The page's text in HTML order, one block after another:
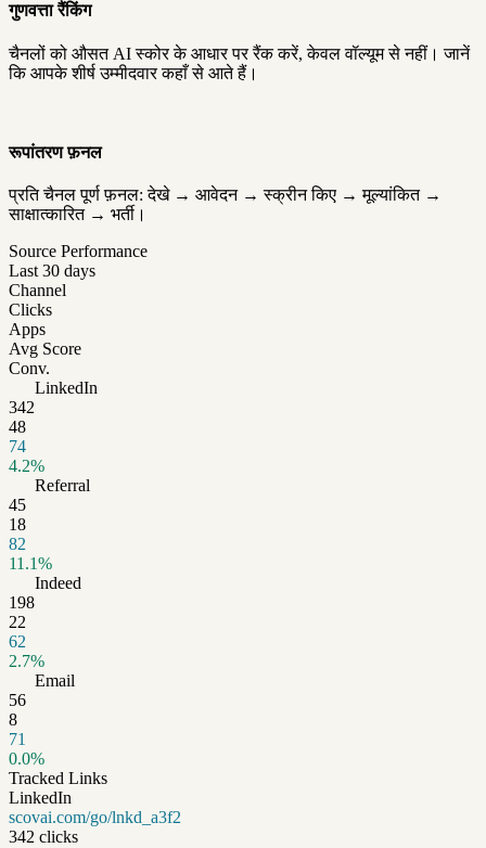
गुणवत्ता रैंकिंग
चैनलों को औसत AI स्कोर के आधार पर रैंक करें, केवल वॉल्यूम से नहीं। जानें
कि आपके शीर्ष उम्मीदवार कहाँ से आते हैं।
रूपांतरण फ़नल
प्रति चैनल पूर्ण फ़नल: देखे → आवेदन → स्क्रीन किए → मूल्यांकित →
साक्षात्कारित → भर्ती।
Source Performance
Last 30 days
Channel
Clicks
Apps
Avg Score
Conv.
LinkedIn
342
48
74
4.2%
Referral
45
18
82
11.1%
Indeed
198
22
62
2.7%
Email
56
8
71
0.0%
Tracked Links
LinkedIn
scovai.com/go/lnkd_a3f2
342 clicks